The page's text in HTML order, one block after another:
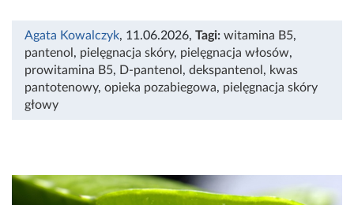
Agata Kowalczyk, 11.06.2026, Tagi: witamina B5,
pantenol, pielęgnacja skóry, pielęgnacja włosów,
prowitamina B5, D-pantenol, dekspantenol, kwas
pantotenowy, opieka pozabiegowa, pielęgnacja skóry
głowy